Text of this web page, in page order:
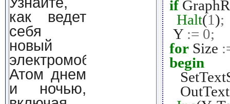
как ведет
себя
новый
электромобиль
Атом днем
и ночью,
if
Halt(1 );
Y := 0;
forSize
begin